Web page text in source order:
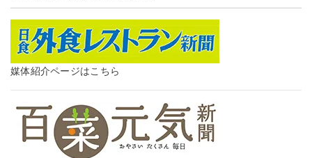
媒体紹介ページはこちら